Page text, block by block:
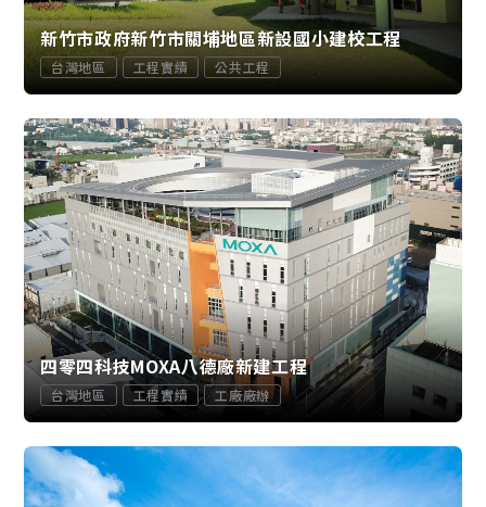
新竹市政府新竹市關埔地區新設國小建校工程
台灣地區 工程實績 公共工程
四零四科技MOXA八德廠新建工程
台灣地區 工程實績 工廠廠辦